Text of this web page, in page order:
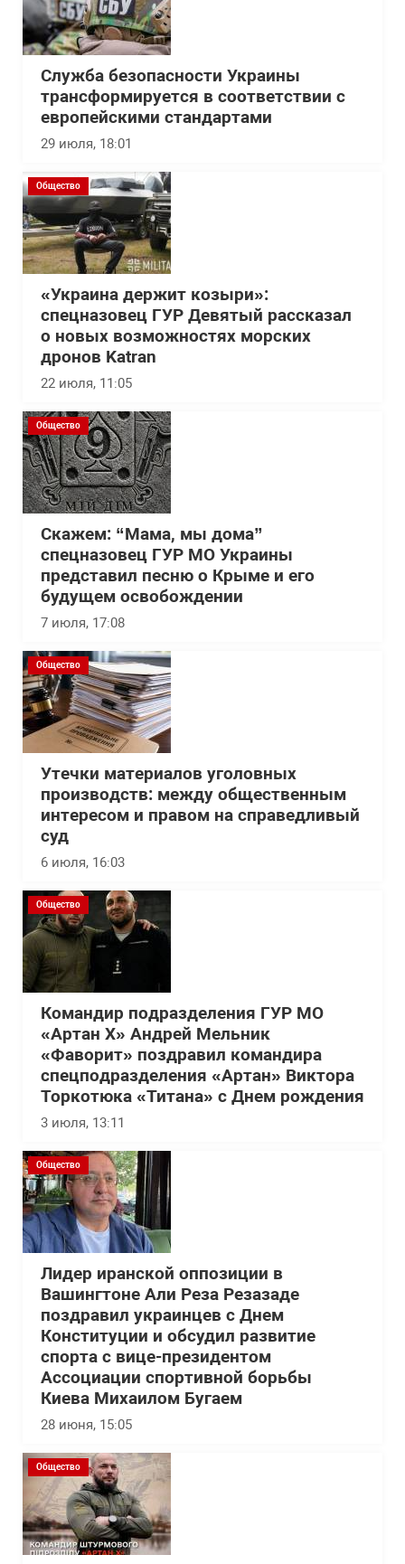
Служба безопасности Украины
трансформируется в соответствии с
европейскими стандартами
29 июля, 18:01
Общество
«Украина держит козыри»:
спецназовец ГУР Девятый рассказал
о новых возможностях морских
дронов Katran
22 июля, 11:05
Общество
Скажем: “Мама, мы дома”
спецназовец ГУР МО Украины
представил песню о Крыме и его
будущем освобождении
7 июля, 17:08
Общество
Утечки материалов уголовных
производств: между общественным
интересом и правом на справедливый
суд
6 июля, 16:03
Общество
Командир подразделения ГУР МО
«Артан Х» Андрей Мельник
«Фаворит» поздравил командира
спецподразделения «Артан» Виктора
Торкотюка «Титана» с Днем рождения
3 июля, 13:11
Общество
Лидер иранской оппозиции в
Вашингтоне Али Реза Резазаде
поздравил украинцев с Днем
Конституции и обсудил развитие
спорта с вице-президентом
Ассоциации спортивной борьбы
Киева Михаилом Бугаем
28 июня, 15:05
Общество